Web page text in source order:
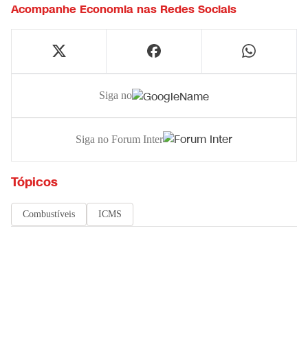
Acompanhe Economia nas Redes Sociais
Siga no
Siga no Forum Inter
Tópicos
Combustíveis ICMS